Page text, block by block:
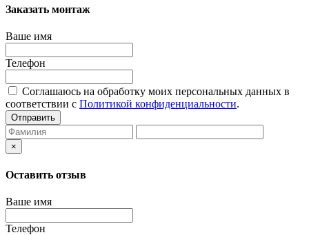
Заказать монтаж
Ваше имя
Телефон
Соглашаюсь на обработку моих персональных данных в
соответствии с Политикой конфиденциальности.
Отправить
×
Оставить отзыв
Ваше имя
Телефон